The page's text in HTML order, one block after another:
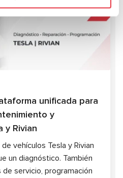
unificada para
y
y Rivian
vehículos Tesla y Rivian
un diagnóstico. También
servicio, programación